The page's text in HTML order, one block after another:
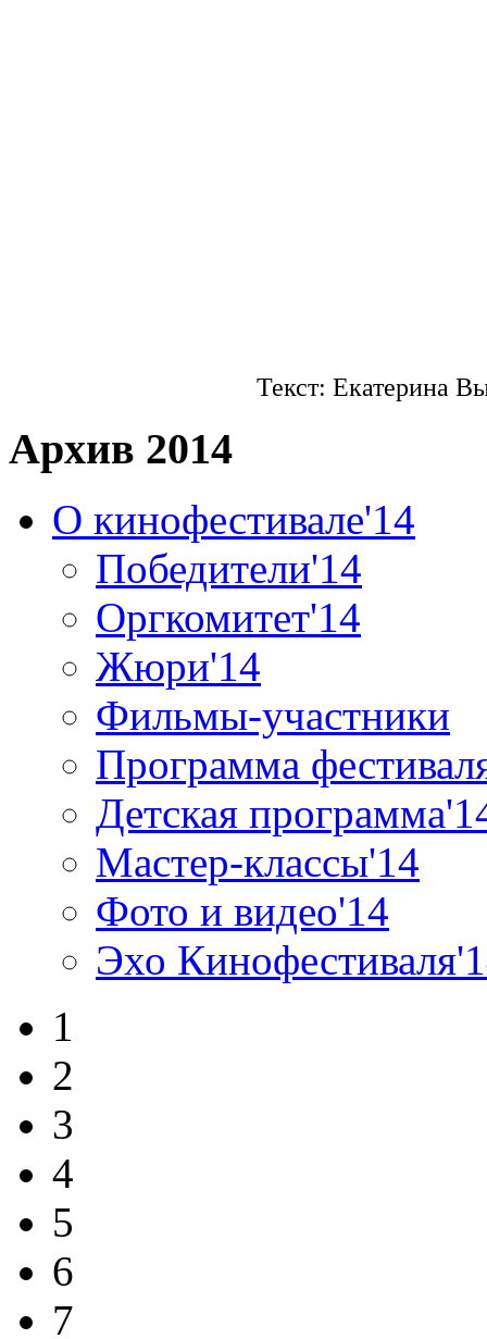
Текст: Екатерина
Архив 2014
О кинофестивале'14
Победители'14
Оргкомитет'14
Жюри'14
Фильмы-участники
Программа
Детская
Мастер-классы'14
Фото и видео'14
Эхо
1
2
3
4
5
6
7